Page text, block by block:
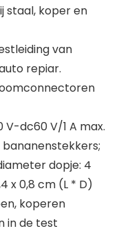
staal, koper en
van
repiar.
dc60 V/1 A max.
dopje: 4
x 0,8 cm (L * D)
koperen
in de test